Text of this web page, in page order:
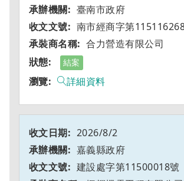
臺南市政府
南市經商字第
合力營造有限公司
結案
詳細資料
2026/8/2
嘉義縣政府
建設處字第11500018號